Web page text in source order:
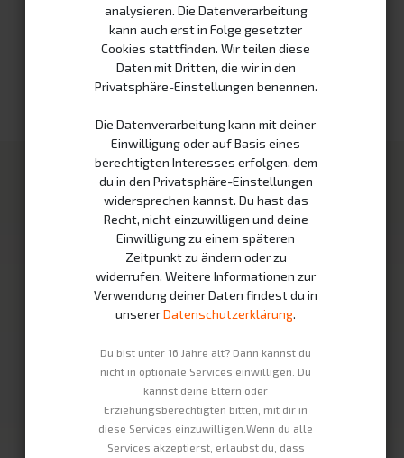
Registrieren
Haben Sie schon einen Benutzer?
Unsere Produkte
Swobee Station
Infrastruktur
Partner
Wie es funktioniert
Nachhaltigkeit
Unternehmen Rechtliches
Datenschutzerklärung
AGBs
Widerrufsbelehrung
analysieren. Die Datenverarbeitung
kann auch erst in Folge gesetzter
Cookies stattfinden. Wir teilen diese
Daten mit Dritten, die wir in den
Privatsphäre-Einstellungen benennen.
Die Datenverarbeitung kann mit deiner
Einwilligung oder auf Basis eines
berechtigten Interesses erfolgen, dem
du in den Privatsphäre-Einstellungen
widersprechen kannst. Du hast das
Recht, nicht einzuwilligen und deine
Einwilligung zu einem späteren
Zeitpunkt zu ändern oder zu
widerrufen. Weitere Informationen zur
Verwendung deiner Daten findest du in
unsererDatenschutzerklärung.
Du bist unter 16 Jahre alt? Dann kannst du
nicht in optionale Services einwilligen. Du
kannst deine Eltern oder
Erziehungsberechtigten bitten, mit dir in
diese Services einzuwilligen.Wenn du alle
Services akzeptierst, erlaubst du, dass